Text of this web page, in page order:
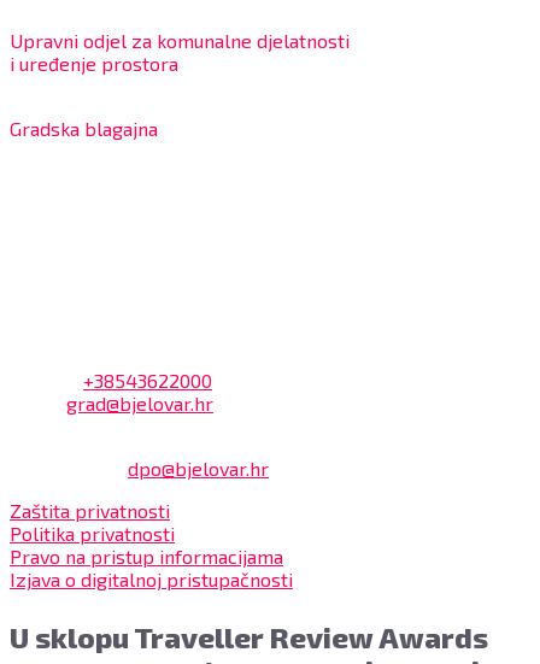
Upravni odjel za komunalne djelatnosti
i uređenje prostora
Gradska blagajna
+38543622000
grad@bjelovar.hr
dpo@bjelovar.hr
Zaštita privatnosti
Politika privatnosti
Pravo na pristup informacijama
Izjava o digitalnoj pristupačnosti
U sklopu Traveller Review Awards